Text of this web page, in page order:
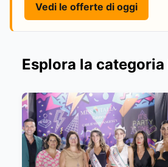
Vedi le offerte di oggi
Esplora la categoria